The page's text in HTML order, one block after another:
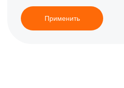
Применить